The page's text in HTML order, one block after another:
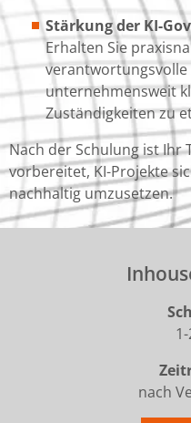
Stärkung der KI-
Erhalten Sie
verantwortungsvolle
unternehmensweit
Zuständigkeiten zu
Nach der Schulung ist Ihr
vorbereitet, KI-Projekte
nachhaltig umzusetzen.
nach